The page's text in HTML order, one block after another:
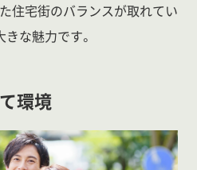
住宅街のバランスが取れてい
な魅力です。
環境